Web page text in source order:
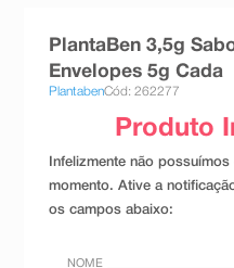
PlantaBen 3,5g
Envelopes 5g Cada
PlantabenCód: 262277
teste gravidez
10º esmalte